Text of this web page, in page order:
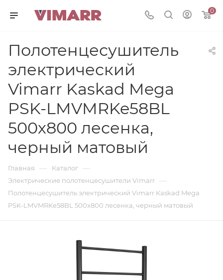
0
Полотенцесушитель
электрический
Vimarr Kaskad Mega
PSK-LMVMRKe58BL
500х800 лесенка,
черный матовый
Главная — Каталог —
Электрические полотенцесушители Vimarr —
Полотенцесушитель электрический Vimarr Kaskad Mega
PSK-LMVMRKe58BL 500х800 лесенка, черный матовый